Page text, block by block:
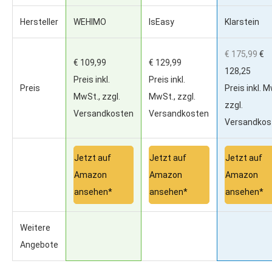
Hersteller WEHIMO IsEasy Klarstein
Preis
€ 109,99
Preis inkl.
MwSt., zzgl.
Versandkosten
€ 129,99
Preis inkl.
MwSt., zzgl.
Versandkosten
€ 175,99 €
128,25
Preis inkl.
zzgl.
Jetzt auf
Amazon
ansehen*
Jetzt auf
Amazon
ansehen*
Jetzt auf
Amazon
ansehen*
Weitere
Angebote